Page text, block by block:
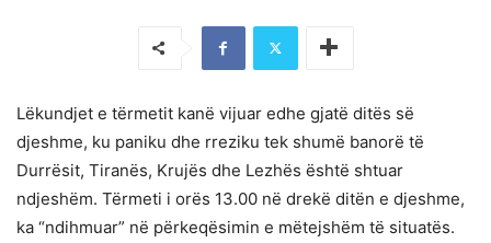
Lëkundjet e tërmetit kanë vijuar edhe gjatë ditës së
djeshme, ku paniku dhe rreziku tek shumë banorë të
Durrësit, Tiranës, Krujës dhe Lezhës është shtuar
ndjeshëm. Tërmeti i orës 13.00 në drekë ditën e djeshme,
ka “ndihmuar” në përkeqësimin e mëtejshëm të situatës.